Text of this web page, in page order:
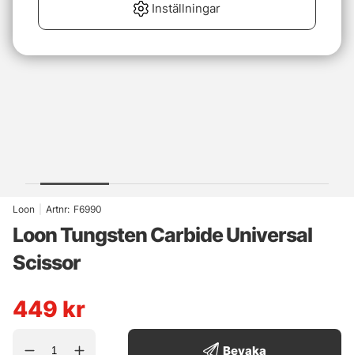
Loon Artnr: F6990
Loon Tungsten Carbide Universal
Scissor
449 kr
Bevaka
Inställningar